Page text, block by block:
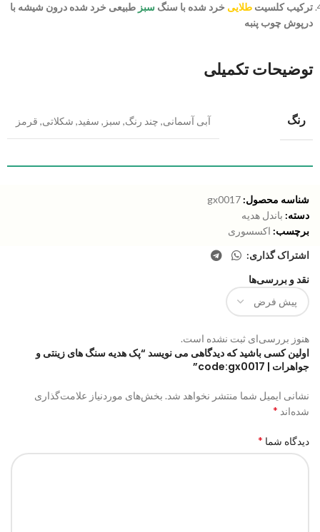
ترکیب کلسیت طلایی خرد شده با سنگ سبز طبیعی خرد شده درون شیشه با
درپوش چوب پنبه
توضیحات تکمیلی
رنگ آبی آسمانی, چند رنگ, سبز , سفید, شکلاتی, قرمز
شناسه محصول: gx0017
دسته: باندل هدیه
برچسب: اکسسوری
اشتراک گذاری:
نقد و بررسی‌ها
هنوز بررسی‌ای ثبت نشده است.
اولین کسی باشید که دیدگاهی می نویسد “پک هدیه سنگ های زینتی و
جواهرات | code:gx0017”
نشانی ایمیل شما منتشر نخواهد شد. بخش‌های موردنیاز علامت‌گذاری
شده‌اند *
دیدگاه شما *